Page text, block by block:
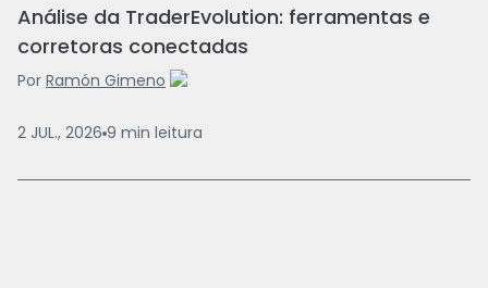
Análise da TraderEvolution: ferramentas e
corretoras conectadas
Por Ramón Gimeno
2 JUL., 2026 9 min leitura